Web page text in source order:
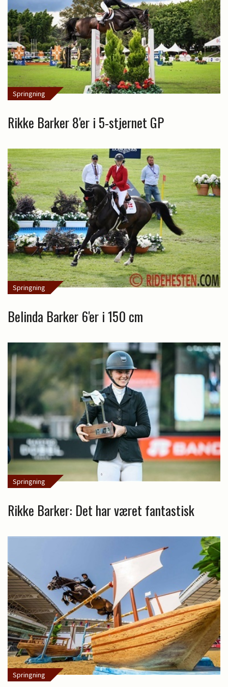
Springning
Rikke Barker 8'er i 5-stjernet GP
Springning
Belinda Barker 6'er i 150 cm
Springning
Rikke Barker: Det har været fantastisk
Springning